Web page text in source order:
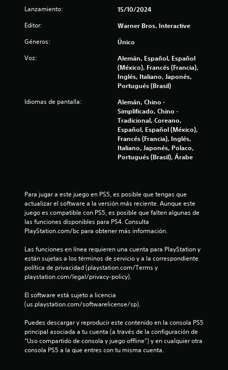
t
e
l
s
d
c
i
c
o
t
r
Lanzamiento: 15/10/2024
Editor: Warner Bros. Interactive
Géneros: Único
Voz:
Alemán, Español, Español
(México), Francés (Francia),
Inglés, Italiano, Japonés,
Portugués (Brasil)
Idiomas de pantalla:
Alemán, Chino -
Simplificado, Chino -
Tradicional, Coreano,
Español, Español (México),
Francés (Francia), Inglés,
Italiano, Japonés, Polaco,
Portugués (Brasil), Árabe
Para jugar a este juego en PS5, es posible que tengas que
actualizar el software a la versión más reciente. Aunque este
juego es compatible con PS5, es posible que falten algunas de
las funciones disponibles para PS4. Consulta
PlayStation.com/bc para obtener más información.
Las funciones en línea requieren una cuenta para PlayStation y
están sujetas a los términos de servicio y a la correspondiente
política de privacidad (playstation.com/Terms y
playstation.com/legal/privacy-policy).
El software está sujeto a licencia
(us.playstation.com/softwarelicense/sp).
Puedes descargar y reproducir este contenido en la consola PS5
principal asociada a tu cuenta (a través de la configuración de
“Uso compartido de consola y juego offline”) y en cualquier otra
consola PS5 a la que entres con tu misma cuenta.